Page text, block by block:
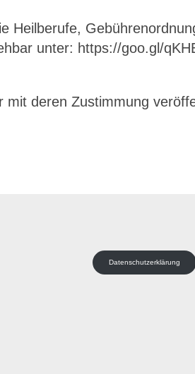
Heilberufe,
unter: https://goo.gl/
deren Zustimmung
Datenschutzerklärung